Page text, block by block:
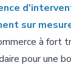
sur
à fort
pour une